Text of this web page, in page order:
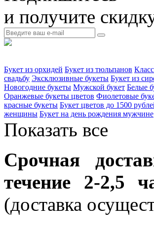
и получите
Букет из орхидей Букет из тюльпанов
свадьбу Эксклюзивные букеты Букет из
Новогодние букеты Мужской букет Белые
Оранжевые букеты цветов Фиолетовые
красные букеты Букет цветов до 1500
женщины Букет на день рождения мужчине
Показать все
Срочная
течение 2-2,5
(доставка